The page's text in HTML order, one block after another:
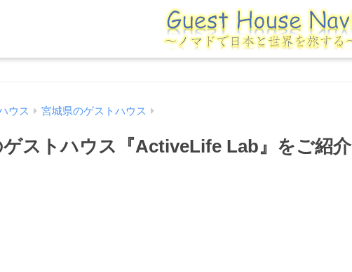
ウス 宮城県のゲストハウス
ゲストハウス『ActiveLife Lab』をご紹介